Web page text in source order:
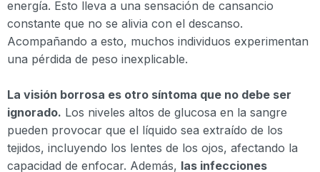
energía. Esto lleva a una sensación de cansancio
constante que no se alivia con el descanso.
Acompañando a esto, muchos individuos experimentan
una pérdida de peso inexplicable.
La visión borrosa es otro síntoma que no debe ser
ignorado. Los niveles altos de glucosa en la sangre
pueden provocar que el líquido sea extraído de los
tejidos, incluyendo los lentes de los ojos, afectando la
capacidad de enfocar. Además, las infecciones